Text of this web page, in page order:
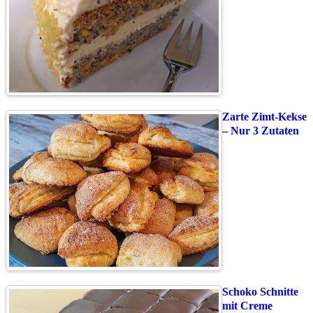
Zarte Zimt-Kekse
– Nur 3 Zutaten
Schoko Schnitte
mit Creme